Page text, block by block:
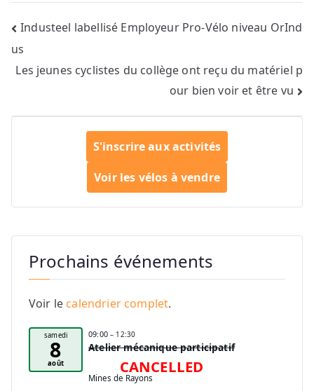
Navigation
de
Industeel labellisé Employeur Pro-Vélo niveau OrInd
us
Les jeunes cyclistes du collège ont reçu du matériel p
our bien voir et être vu
S'inscrire aux activités
Voir les vélos à vendre
Prochains événements
Voir le calendrier complet.
samedi
8
août
09:00 – 12:30
Atelier mécanique participatif
CANCELLED
Mines de Rayons